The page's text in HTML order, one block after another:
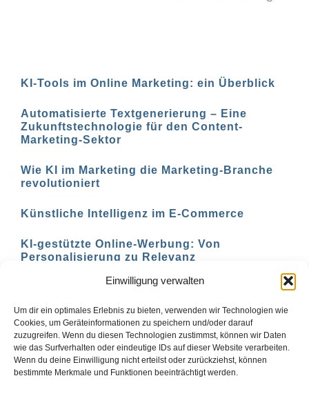
Einwilligung verwalten
Um dir ein optimales Erlebnis zu bieten, verwenden wir Technologien wie
Cookies, um Geräteinformationen zu speichern und/oder darauf
zuzugreifen. Wenn du diesen Technologien zustimmst, können wir Daten
wie das Surfverhalten oder eindeutige IDs auf dieser Website verarbeiten.
Wenn du deine Einwilligung nicht erteilst oder zurückziehst, können
bestimmte Merkmale und Funktionen beeinträchtigt werden.
KI-Tools im Online Marketing: ein Überblick
Automatisierte Textgenerierung – Eine
Zukunftstechnologie für den Content-
Marketing-Sektor
Wie KI im Marketing die Marketing-Branche
revolutioniert
Künstliche Intelligenz im E-Commerce
KI-gestützte Online-Werbung: Von
Personalisierung zu Relevanz
KI-basierte Marketing-Analyse: Verstehen Sie
Zurück 1 2 3 Vor